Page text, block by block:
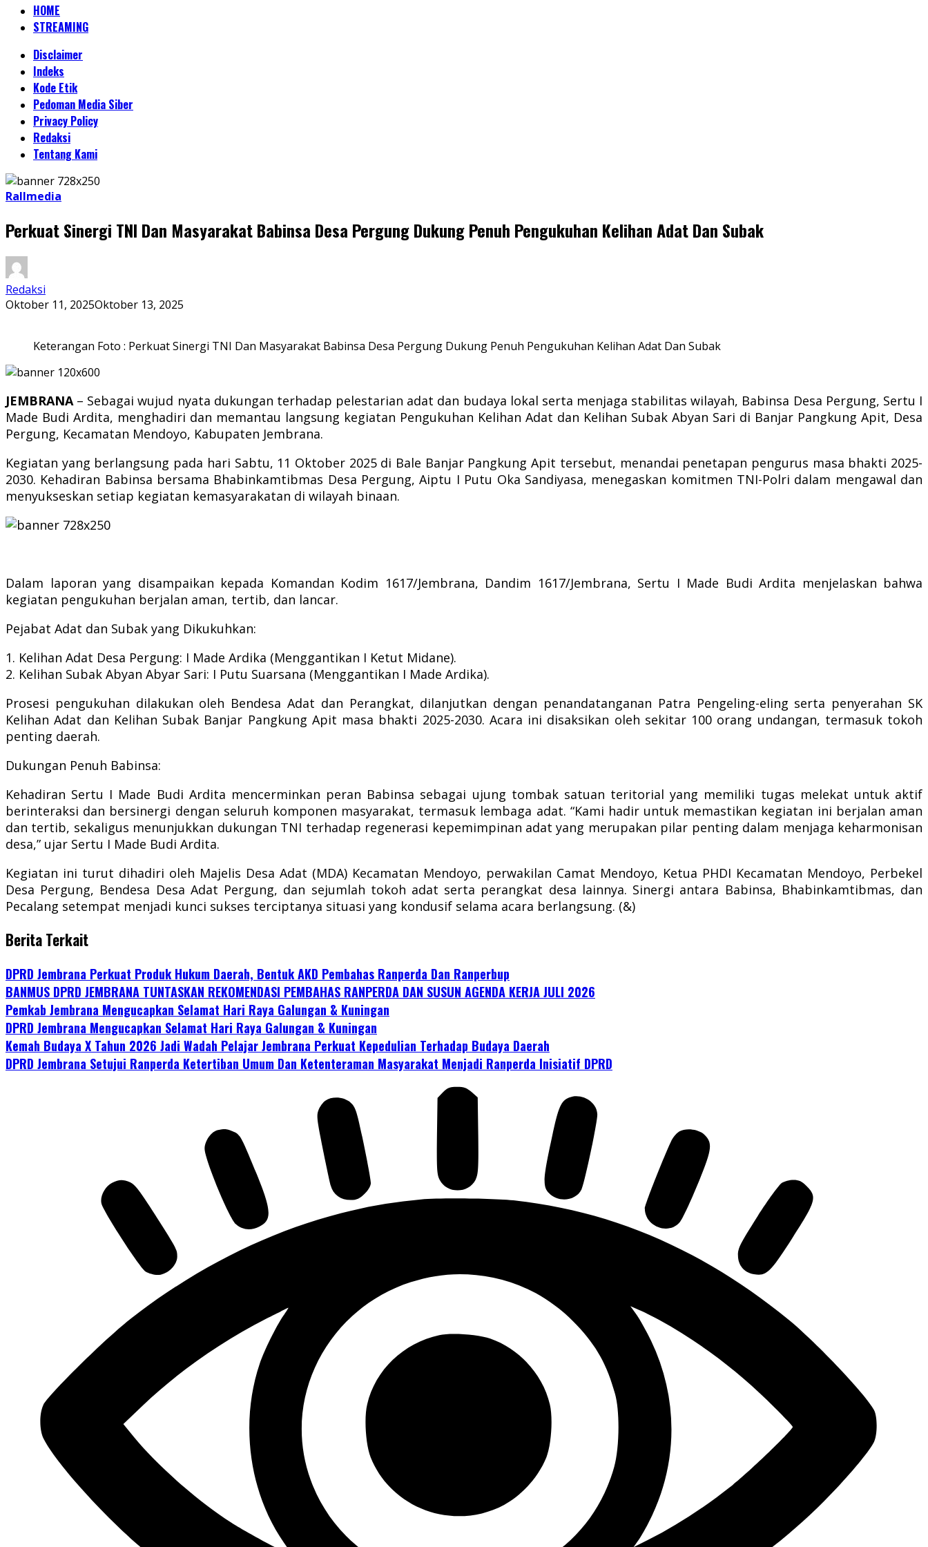
HOME
STREAMING
Disclaimer
Indeks
Kode Etik
Pedoman Media Siber
Privacy Policy
Redaksi
Tentang Kami
Rallmedia
Perkuat Sinergi TNI Dan Masyarakat Babinsa Desa Pergung Dukung Penuh Pengukuhan Kelihan Adat Dan Subak
Redaksi
Oktober 11, 2025Oktober 13, 2025
Keterangan Foto : Perkuat Sinergi TNI Dan Masyarakat Babinsa Desa Pergung Dukung Penuh Pengukuhan Kelihan Adat Dan Subak
JEMBRANA– Sebagai wujud nyata dukungan terhadap pelestarian adat dan budaya lokal serta menjaga stabilitas wilayah, Babinsa Desa Pergung, Sertu I
Made Budi Ardita, menghadiri dan memantau langsung kegiatan Pengukuhan Kelihan Adat dan Kelihan Subak Abyan Sari di Banjar Pangkung Apit, Desa
Pergung, Kecamatan Mendoyo, Kabupaten Jembrana.
Kegiatan yang berlangsung pada hari Sabtu, 11 Oktober 2025 di Bale Banjar Pangkung Apit tersebut, menandai penetapan pengurus masa bhakti 2025-
2030. Kehadiran Babinsa bersama Bhabinkamtibmas Desa Pergung, Aiptu I Putu Oka Sandiyasa, menegaskan komitmen TNI-Polri dalam mengawal dan
menyukseskan setiap kegiatan kemasyarakatan di wilayah binaan.
Dalam laporan yang disampaikan kepada Komandan Kodim 1617/Jembrana, Dandim 1617/Jembrana, Sertu I Made Budi Ardita menjelaskan bahwa
kegiatan pengukuhan berjalan aman, tertib, dan lancar.
Pejabat Adat dan Subak yang Dikukuhkan:
1. Kelihan Adat Desa Pergung: I Made Ardika (Menggantikan I Ketut Midane).
2. Kelihan Subak Abyan Abyar Sari: I Putu Suarsana (Menggantikan I Made Ardika).
Prosesi pengukuhan dilakukan oleh Bendesa Adat dan Perangkat, dilanjutkan dengan penandatanganan Patra Pengeling-eling serta penyerahan SK
Kelihan Adat dan Kelihan Subak Banjar Pangkung Apit masa bhakti 2025-2030. Acara ini disaksikan oleh sekitar 100 orang undangan, termasuk tokoh
penting daerah.
Dukungan Penuh Babinsa:
Kehadiran Sertu I Made Budi Ardita mencerminkan peran Babinsa sebagai ujung tombak satuan teritorial yang memiliki tugas melekat untuk aktif
berinteraksi dan bersinergi dengan seluruh komponen masyarakat, termasuk lembaga adat. “Kami hadir untuk memastikan kegiatan ini berjalan aman
dan tertib, sekaligus menunjukkan dukungan TNI terhadap regenerasi kepemimpinan adat yang merupakan pilar penting dalam menjaga keharmonisan
desa,” ujar Sertu I Made Budi Ardita.
Kegiatan ini turut dihadiri oleh Majelis Desa Adat (MDA) Kecamatan Mendoyo, perwakilan Camat Mendoyo, Ketua PHDI Kecamatan Mendoyo, Perbekel
Desa Pergung, Bendesa Desa Adat Pergung, dan sejumlah tokoh adat serta perangkat desa lainnya. Sinergi antara Babinsa, Bhabinkamtibmas, dan
Pecalang setempat menjadi kunci sukses terciptanya situasi yang kondusif selama acara berlangsung. (&)
Berita Terkait
DPRD Jembrana Perkuat Produk Hukum Daerah, Bentuk AKD Pembahas Ranperda Dan Ranperbup
BANMUS DPRD JEMBRANA TUNTASKAN REKOMENDASI PEMBAHAS RANPERDA DAN SUSUN AGENDA KERJA JULI 2026
Pemkab Jembrana Mengucapkan Selamat Hari Raya Galungan & Kuningan
DPRD Jembrana Mengucapkan Selamat Hari Raya Galungan & Kuningan
Kemah Budaya X Tahun 2026 Jadi Wadah Pelajar Jembrana Perkuat Kepedulian Terhadap Budaya Daerah
DPRD Jembrana Setujui Ranperda Ketertiban Umum Dan Ketenteraman Masyarakat Menjadi Ranperda Inisiatif DPRD